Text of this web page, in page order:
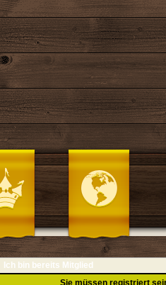
Ich bin bereits Mitglied
Sie müssen registriert